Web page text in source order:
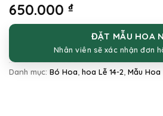
650.000 ₫
ĐẶT MẪU HOA
Nhân viên sẽ xác nhận đơn
Danh mục: Bó Hoa hoa Lễ 14-2 Mẫu Hoa